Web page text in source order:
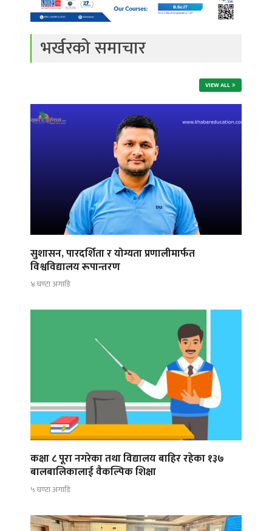
भर्खरको समाचार
VIEW ALL
सुशासन, पारदर्शिता र योग्यता प्रणालीमार्फत
विश्वविद्यालय रूपान्तरण
४ घण्टा अगाडि
कक्षा ८ पूरा नगरेका तथा विद्यालय बाहिर रहेका १३७
बालबालिकालाई वैकल्पिक शिक्षा
५ घण्टा अगाडि